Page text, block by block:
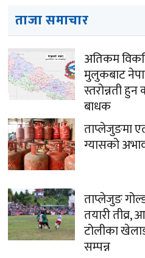
ताजा समाचार
अतिकम
मुलुकबाट
स्तरोन्नती हुन
बाधक
ताप्लेजुङमा
ग्यासको
ताप्लेजुङ
तयारी
टोलीका
सम्पन्न